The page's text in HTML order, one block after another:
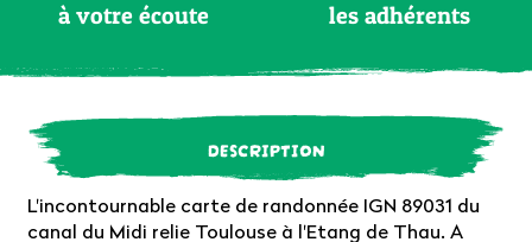
à votre écoute
les adhérents
DESCRIPTION
L'incontournable carte de randonnée IGN 89031 du
canal du Midi relie Toulouse à l'Etang de Thau. A